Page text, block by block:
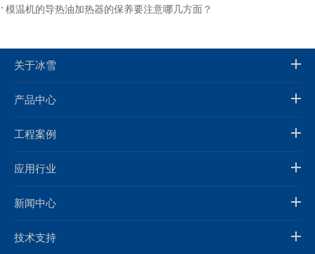
模温机的导热油加热器的保养要注意哪几方面？
关于冰雪
产品中心
工程案例
应用行业
新闻中心
技术支持